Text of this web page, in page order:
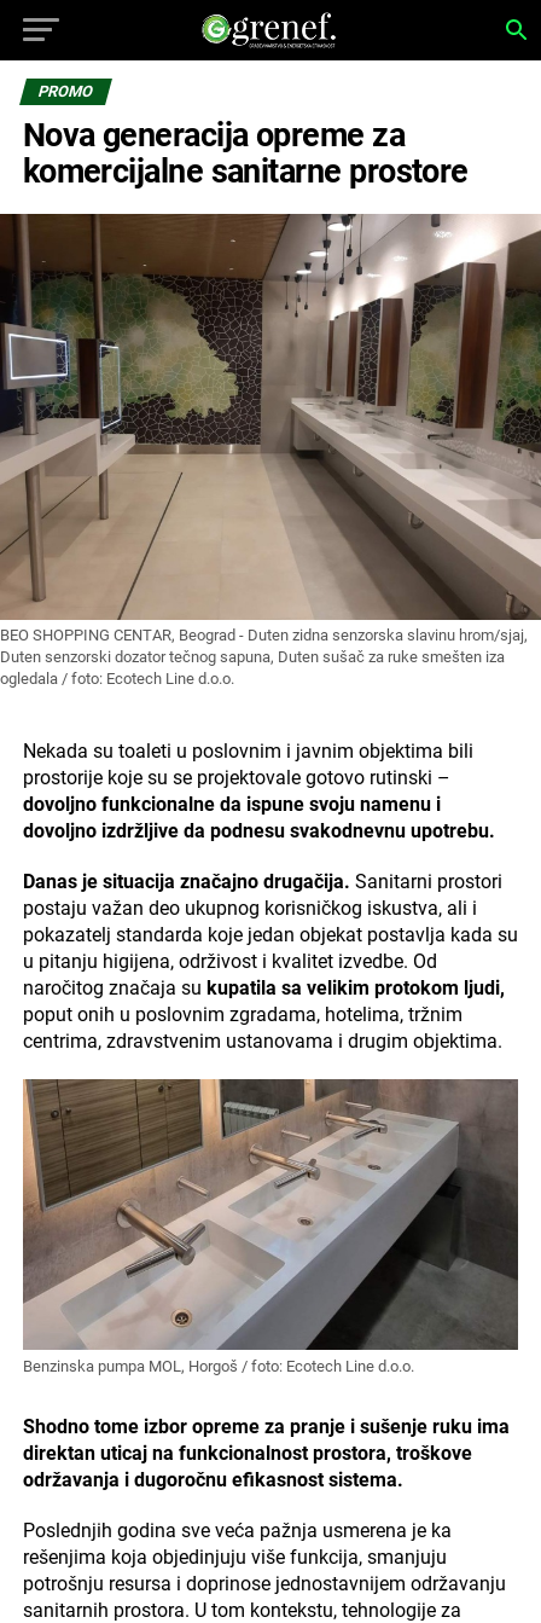
PROMO
Nova generacija opreme za
komercijalne sanitarne prostore
BEO SHOPPING CENTAR, Beograd - Duten zidna senzorska slavinu hrom/sjaj,
Duten senzorski dozator tečnog sapuna, Duten sušač za ruke smešten iza
ogledala / foto: Ecotech Line d.o.o.
Nekada su toaleti u poslovnim i javnim objektima bili
prostorije koje su se projektovale gotovo rutinski –
dovoljno funkcionalne da ispune svoju namenu i
dovoljno izdržljive da podnesu svakodnevnu upotrebu.
Danas je situacija značajno drugačija. Sanitarni prostori
postaju važan deo ukupnog korisničkog iskustva, ali i
pokazatelj standarda koje jedan objekat postavlja kada su
u pitanju higijena, održivost i kvalitet izvedbe. Od
naročitog značaja su kupatila sa velikim protokom ljudi,
poput onih u poslovnim zgradama, hotelima, tržnim
centrima, zdravstvenim ustanovama i drugim objektima.
Benzinska pumpa MOL, Horgoš / foto: Ecotech Line d.o.o.
Shodno tome izbor opreme za pranje i sušenje ruku ima
direktan uticaj na funkcionalnost prostora, troškove
održavanja i dugoročnu efikasnost sistema.
Poslednjih godina sve veća pažnja usmerena je ka
rešenjima koja objedinjuju više funkcija, smanjuju
potrošnju resursa i doprinose jednostavnijem održavanju
sanitarnih prostora. U tom kontekstu, tehnologije za